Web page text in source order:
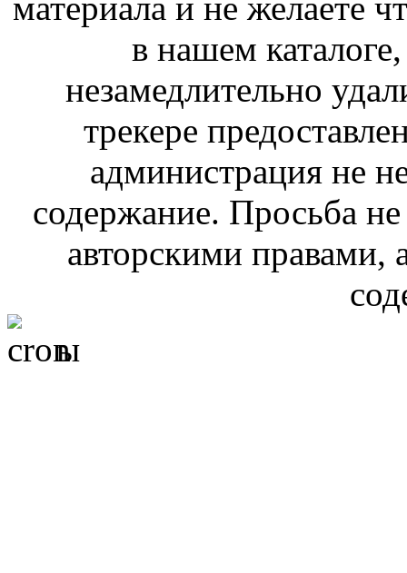
материала и не желаете
в нашем
незамедлительно
трекере
администрация не
содержание. Просьба
авторскими правами,
ы